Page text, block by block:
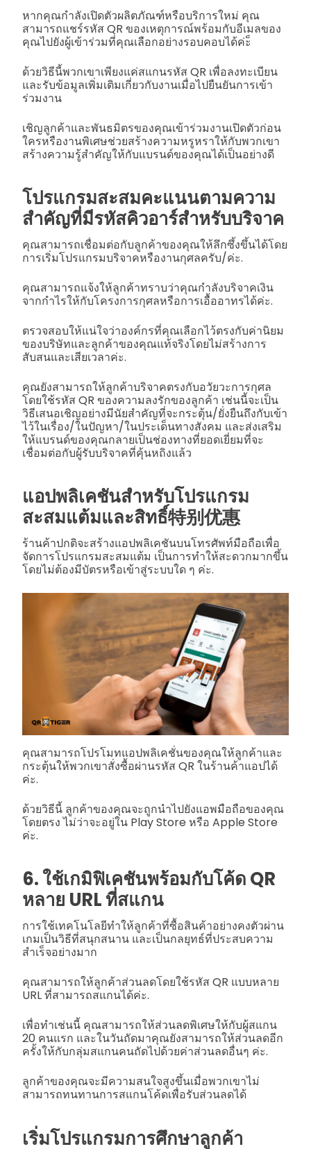
หากคุณกำลังเปิดตัวผลิตภัณฑ์หรือบริการใหม่ คุณ
สามารถแชร์รหัส QR ของเหตุการณ์พร้อมกับอีเมลของ
คุณไปยังผู้เข้าร่วมที่คุณเลือกอย่างรอบคอบได้ค่ะ็
ด้วยวิธีนี้พวกเขาเพียงแค่สแกนรหัส QR เพื่อลงทะเบียน
และรับข้อมูลเพิ่มเติมเกี่ยวกับงานเมื่อไปยืนยันการเข้า
ร่วมงาน
เชิญลูกค้าและพันธมิตรของคุณเข้าร่วมงานเปิดตัวก่อน
ใครหรืองานพิเศษช่วยสร้างความหรูหราให้กับพวกเขา
สร้างความรู้สำคัญให้กับแบรนด์ของคุณได้เป็นอย่างดี
โปรแกรมสะสมคะแนนตามความ
สำคัญที่มีรหัสคิวอาร์สำหรับบริจาค
คุณสามารถเชื่อมต่อกับลูกค้าของคุณให้ลึกซึ้งขึ้นได้โดย
การเริ่มโปรแกรมบริจาคหรืองานกุศลครับ/ค่ะ.
คุณสามารถแจ้งให้ลูกค้าทราบว่าคุณกำลังบริจาคเงิน
จากกำไรให้กับโครงการกุศลหรือการเอื้ออาทรได้ค่ะ.
ตรวจสอบให้แน่ใจว่าองค์กรที่คุณเลือกไว้ตรงกับค่านิยม
ของบริษัทและลูกค้าของคุณแท้จริงโดยไม่สร้างการ
สับสนและเสียเวลาค่ะ.
คุณยังสามารถให้ลูกค้าบริจาคตรงกับอวัยวะการกุศล
โดยใช้รหัส QR ของความลงรักของลูกค้า เช่นนี้จะเป็น
วิธีเสนอเชิญอย่างมีนัยสำคัญที่จะกระตุ้น/ยั่งยืนถึงกับเข้า
ไว้ในเรื่อง/ในปัญหา/ในประเด็นทางสังคม และส่งเสริม
ให้แบรนด์ของคุณกลายเป็นช่องทางที่ยอดเยี่ยมที่จะ
เชื่อมต่อกับผู้รับบริจาคที่คุ้นหถิงแล้ว
แอปพลิเคชันสำหรับโปรแกรม
สะสมแต้มและสิทธิ์特别优惠
ร้านค้าปกติจะสร้างแอปพลิเคชันบนโทรศัพท์มือถือเพื่อ
จัดการโปรแกรมสะสมแต้ม เป็นการทำให้สะดวกมากขึ้น
โดยไม่ต้องมีบัตรหรือเข้าสู่ระบบใด ๆ ค่ะ.
คุณสามารถโปรโมทแอปพลิเคชั่นของคุณให้ลูกค้าและ
กระตุ้นให้พวกเขาสั่งซื้อผ่านรหัส QR ในร้านค้าแอปได้
ค่ะ.
ด้วยวิธีนี้ ลูกค้าของคุณจะถูกนําไปยังแอพมือถือของคุณ
โดยตรง ไม่ว่าจะอยู่ใน Play Store หรือ Apple Store
ค่ะ.
6. ใช้เกมิฟิเคชันพร้อมกับโค้ด QR
หลาย URL ที่สแกน
การใช้เทคโนโลยีทำให้ลูกค้าที่ซื้อสินค้าอย่างคงตัวผ่าน
เกมเป็นวิธีที่สนุกสนาน และเป็นกลยุทธ์ที่ประสบความ
สำเร็จอย่างมาก
คุณสามารถให้ลูกค้าส่วนลดโดยใช้รหัส QR แบบหลาย
URL ที่สามารถสแกนได้ค่ะ.
เพื่อทำเช่นนี้ คุณสามารถให้ส่วนลดพิเศษให้กับผู้สแกน
20 คนแรก และในวันถัดมาคุณยังสามารถให้ส่วนลดอีก
ครั้งให้กับกลุ่มสแกนคนถัดไปด้วยค่าส่วนลดอื่นๆ ค่ะ.
ลูกค้าของคุณจะมีความสนใจสูงขึ้นเมื่อพวกเขาไม่
สามารถทนทานการสแกนโค้ดเพื่อรับส่วนลดได้
เริ่มโปรแกรมการศึกษาลูกค้า